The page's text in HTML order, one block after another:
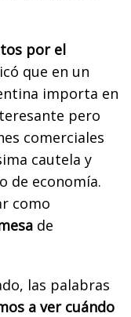
por el
que en un
importa en
pero
comerciales
cautela y
de economía.
como
de
las palabras
a ver cuándo